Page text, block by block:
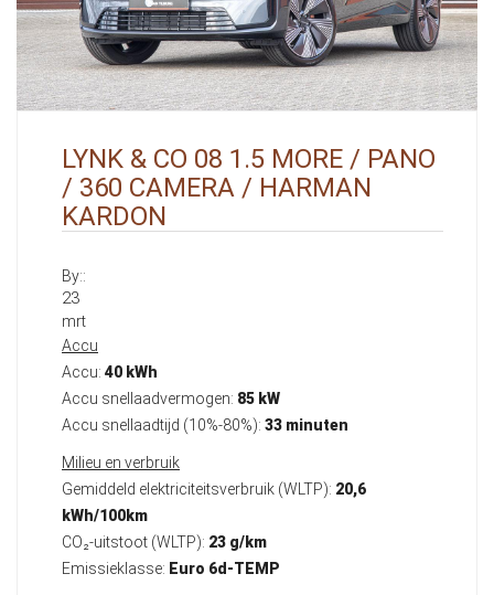
LYNK & CO 08 1.5 MORE / PANO
/ 360 CAMERA / HARMAN
KARDON
By::
23
mrt
Accu
Accu: 40 kWh
Accu snellaadvermogen: 85 kW
Accu snellaadtijd (10%-80%): 33 minuten
Milieu en verbruik
Gemiddeld elektriciteitsverbruik (WLTP): 20,6
kWh/100km
CO₂-uitstoot (WLTP): 23 g/km
Emissieklasse: Euro 6d-TEMP